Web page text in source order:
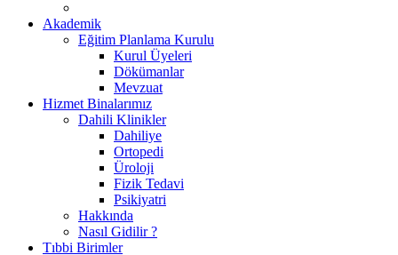
Akademik
Eğitim Planlama Kurulu
Kurul Üyeleri
Dökümanlar
Mevzuat
Hizmet Binalarımız
Dahili Klinikler
Dahiliye
Ortopedi
Üroloji
Fizik Tedavi
Psikiyatri
Hakkında
Nasıl Gidilir ?
Tıbbi Birimler